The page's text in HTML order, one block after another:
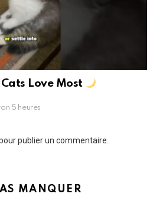
Love Most
5 heures
publier un commentaire.
MANQUER